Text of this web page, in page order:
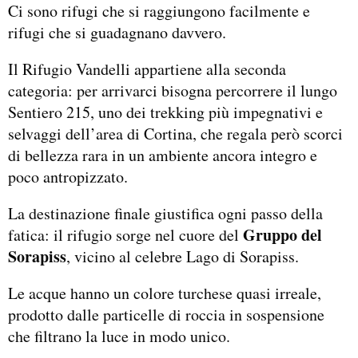
Ci sono rifugi che si raggiungono facilmente e
rifugi che si guadagnano davvero.
Il Rifugio Vandelli appartiene alla seconda
categoria: per arrivarci bisogna percorrere il lungo
Sentiero 215, uno dei trekking più impegnativi e
selvaggi dell’area di Cortina, che regala però scorci
di bellezza rara in un ambiente ancora integro e
poco antropizzato.
La destinazione finale giustifica ogni passo della
fatica: il rifugio sorge nel cuore del Gruppo del
Sorapiss, vicino al celebre Lago di Sorapiss.
Le acque hanno un colore turchese quasi irreale,
prodotto dalle particelle di roccia in sospensione
che filtrano la luce in modo unico.